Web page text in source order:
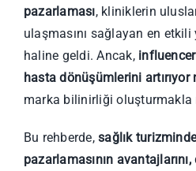
pazarlaması, kliniklerin
ulaşmasını sağlayan en
haline geldi. Ancak,
hasta dönüşümlerini artırıyor
marka bilinirliği oluşturmakla
Bu rehberde,sağlık
pazarlamasının